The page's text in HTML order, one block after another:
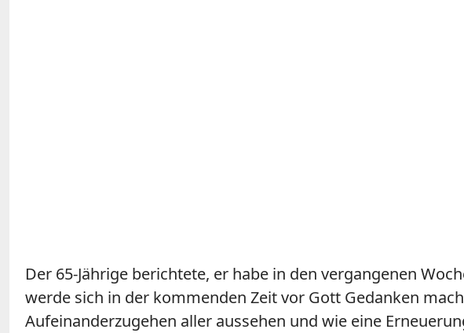
Der 65-Jährige berichtete, er habe in den vergangenen
werde sich in der kommenden Zeit vor Gott Gedanken
Aufeinanderzugehen aller aussehen und wie eine